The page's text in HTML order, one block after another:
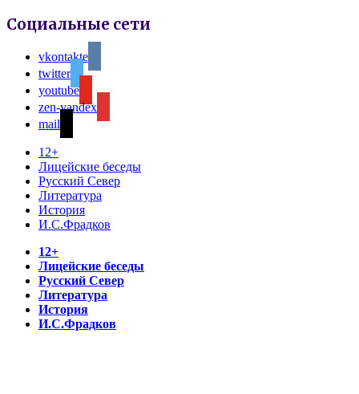
Социальные сети
vkontakte
twitter
youtube
zen-yandex
mail
12+
Лицейские беседы
Русский Север
Литература
История
И.С.Фрадков
12+
Лицейские беседы
Русский Север
Литература
История
И.С.Фрадков